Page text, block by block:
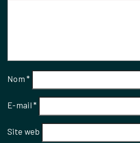
Nom*
E-mail*
Site web